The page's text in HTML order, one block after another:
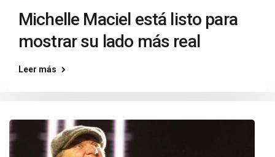
Michelle Maciel está listo para
mostrar su lado más real
Leer más